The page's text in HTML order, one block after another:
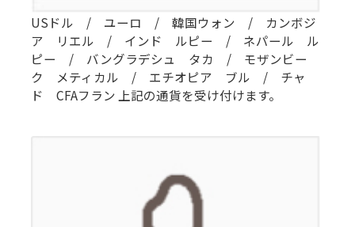
USドル / ユーロ / 韓国ウォン / カンボジ
ア リエル / インド ルピー / ネパール ル
ピー / バングラデシュ タカ / モザンビー
ク メティカル / エチオピア ブル / チャ
ド CFAフラン 上記の通貨を受け付けます。